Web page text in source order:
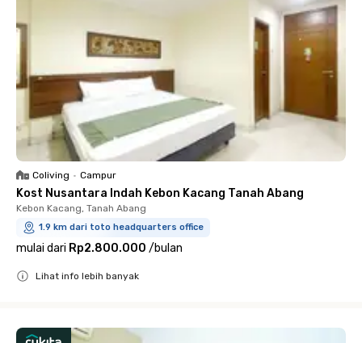
Coliving • Campur
Kost Nusantara Indah Kebon Kacang Tanah Abang
Kebon Kacang, Tanah Abang
1.9 km dari toto headquarters office
mulai dari Rp2.800.000 /bulan
Lihat info lebih banyak